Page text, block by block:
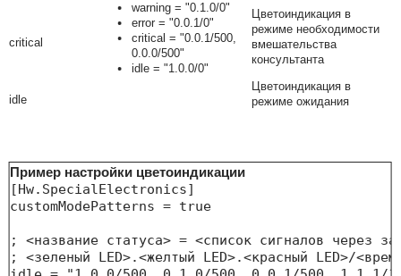
warning = "0.1.0/0"
error = "0.0.1/0"
critical = "0.0.1/500,
0.0.0/500"
idle = "1.0.0/0"
critical
Цветоиндикация в
режиме необходимости
вмешательства
консультанта
idle
Цветоиндикация в
режиме ожидания
Пример настройки цветоиндикации
[Hw.SpecialElectronics]
customModePatterns = true
; <название статуса> = <список сигналов через
; <зеленый LED>.<желтый LED>.<красный LED>/